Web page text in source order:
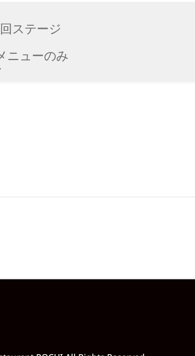
ステージ
ニューのみ